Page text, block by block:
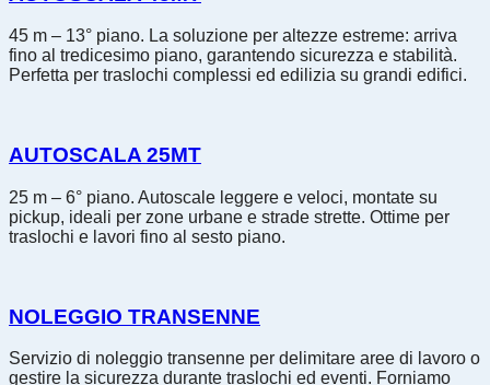
45 m – 13° piano. La soluzione per altezze estreme: arriva
fino al tredicesimo piano, garantendo sicurezza e stabilità.
Perfetta per traslochi complessi ed edilizia su grandi edifici.
AUTOSCALA 25MT
25 m – 6° piano. Autoscale leggere e veloci, montate su
pickup, ideali per zone urbane e strade strette. Ottime per
traslochi e lavori fino al sesto piano.
NOLEGGIO TRANSENNE
Servizio di noleggio transenne per delimitare aree di lavoro o
gestire la sicurezza durante traslochi ed eventi. Forniamo